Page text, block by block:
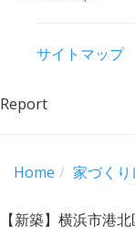
サイトマップ
Report
Home 家づくり
【新築】横浜市港